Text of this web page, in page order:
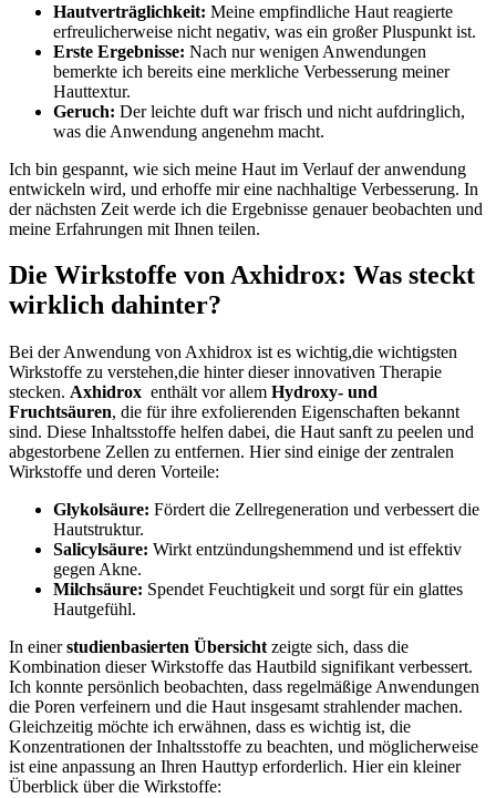
Hautverträglichkeit: Meine empfindliche Haut reagierte
erfreulicherweise‍ nicht negativ, ⁤was ein großer​ Pluspunkt ist.
Erste Ergebnisse: ⁣Nach nur​ wenigen ​Anwendungen
bemerkte ich bereits ⁤eine merkliche Verbesserung ‍meiner
Hauttextur.
Geruch: Der leichte duft ⁢war frisch⁤ und nicht aufdringlich,
was die Anwendung angenehm macht.
Ich bin gespannt, wie sich ⁤meine Haut im Verlauf der anwendung
⁣entwickeln wird, und⁤ erhoffe mir eine nachhaltige Verbesserung. In⁤
der nächsten Zeit werde ich die Ergebnisse genauer beobachten und
meine ⁢Erfahrungen mit Ihnen teilen.
Die​ Wirkstoffe von ‌Axhidrox: Was steckt
wirklich dahinter?
Bei ⁤der Anwendung von Axhidrox ist​ es wichtig,die wichtigsten
Wirkstoffe zu verstehen,die hinter dieser innovativen Therapie
stecken. Axhidrox ⁣ enthält vor allem Hydroxy- und
Fruchtsäuren, die für ihre exfolierenden​ Eigenschaften bekannt
sind. ‍Diese ⁣Inhaltsstoffe‍ helfen dabei, die Haut sanft zu‌ peelen und
abgestorbene Zellen zu entfernen. Hier ⁢sind einige der zentralen‌
Wirkstoffe und​ deren Vorteile:
Glykolsäure: ⁤Fördert⁣ die ⁣Zellregeneration und verbessert die
Hautstruktur.
Salicylsäure: Wirkt entzündungshemmend und ist effektiv​
gegen Akne.
Milchsäure: ⁣Spendet Feuchtigkeit und sorgt‌ für ein glattes
Hautgefühl.
In⁣ einerstudienbasierten Übersicht zeigte sich, dass ⁤die
Kombination dieser⁢ Wirkstoffe ⁣das Hautbild signifikant verbessert.
Ich konnte persönlich beobachten, dass regelmäßige Anwendungen
die Poren‍ verfeinern und die‌ Haut​ insgesamt strahlender machen.
⁤Gleichzeitig möchte‌ ich erwähnen, dass es wichtig ist, die
Konzentrationen der Inhaltsstoffe zu beachten, und möglicherweise
ist eine anpassung‍ an Ihren Hauttyp erforderlich. Hier ein kleiner
Überblick über die Wirkstoffe: